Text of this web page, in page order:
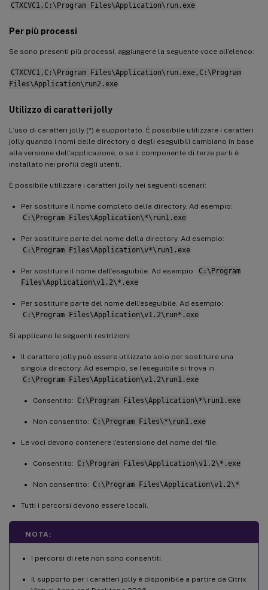
CTXCVC1,C:\Program Files\Application\run.exe
Per più processi
Se sono presenti più processi, aggiungere la seguente voce all’elenco:
CTXCVC1,C:\Program Files\Application\run.exe,C:\Program
Files\Application\run2.exe
Utilizzo di caratteri jolly
L’uso di caratteri jolly (*) è supportato. È possibile utilizzare i caratteri
jolly quando i nomi delle directory o degli eseguibili cambiano in base
alla versione dell’applicazione, o se il componente di terze parti è
installato nei profili degli utenti.
È possibile utilizzare i caratteri jolly nei seguenti scenari:
Per sostituire il nome completo della directory. Ad esempio:
C:\Program Files\Application\*\run1.exe
Per sostituire parte del nome della directory. Ad esempio:
C:\Program Files\Application\v*\run1.exe
Per sostituire il nome dell’eseguibile. Ad esempio: C:\Program
Files\Application\v1.2\*.exe
Per sostituire parte del nome dell’eseguibile. Ad esempio:
C:\Program Files\Application\v1.2\run*.exe
Si applicano le seguenti restrizioni:
Il carattere jolly può essere utilizzato solo per sostituire una
singola directory. Ad esempio, se l’eseguibile si trova in
C:\Program Files\Application\v1.2\run1.exe
Consentito: C:\Program Files\Application\*\run1.exe
Non consentito: C:\Program Files\*\run1.exe
Le voci devono contenere l’estensione del nome del file.
Consentito: C:\Program Files\Application\v1.2\*.exe
Non consentito: C:\Program Files\Application\v1.2\*
Tutti i percorsi devono essere locali.
NOTA:
I percorsi di rete non sono consentiti.
Il supporto per i caratteri jolly è disponibile a partire da Citrix